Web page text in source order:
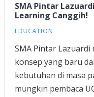
SMA Pintar
Learning Canggih!
EDUCATION
SMA Pintar Lazuardi
konsep yang baru
kebutuhan di masa
mungkin pembaca